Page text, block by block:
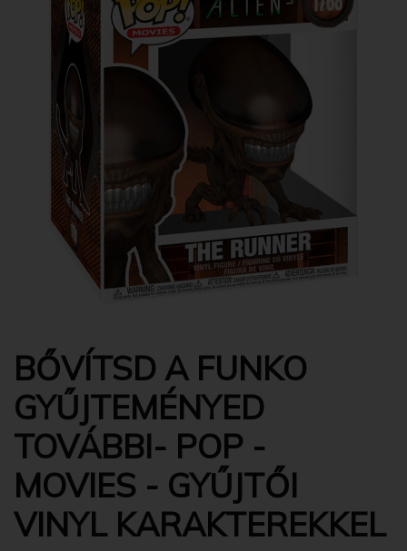
BŐVÍTSD A FUNKO
GYŰJTEMÉNYED
TOVÁBBI- POP -
MOVIES - GYŰJTŐI
VINYL KARAKTEREKKEL